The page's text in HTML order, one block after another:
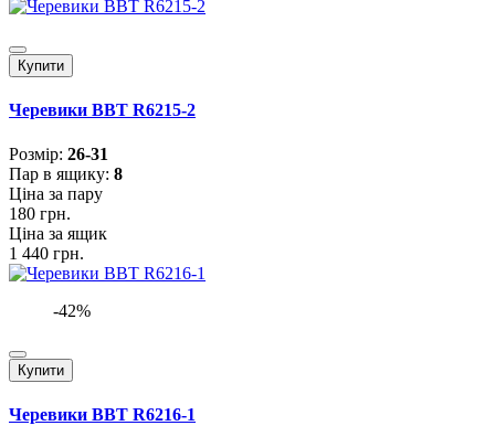
Купити
Черевики BBT R6215-2
Розмiр: 26-31
Пар в ящику: 8
Ціна за пару
180 грн.
Ціна за ящик
1 440 грн.
-42%
Купити
Черевики BBT R6216-1